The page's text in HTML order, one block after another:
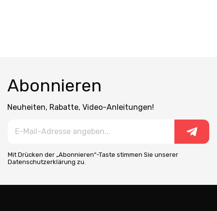
Abonnieren
Neuheiten, Rabatte, Video-Anleitungen!
Mit Drücken der „Abonnieren“-Taste stimmen Sie unserer
Datenschutzerklärung zu.